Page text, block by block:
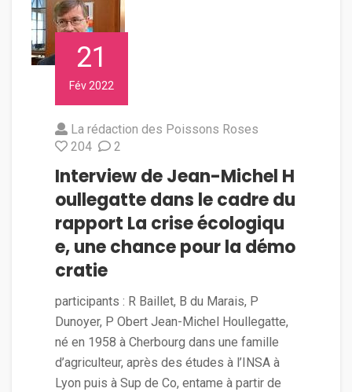
21
Fév 2022
La rédaction des Poissons Roses
204
2
Interview de Jean-Michel H
oullegatte dans le cadre du
rapport La crise écologiqu
e, une chance pour la démo
cratie
participants : R Baillet, B du Marais, P
Dunoyer, P Obert Jean-Michel Houllegatte,
né en 1958 à Cherbourg dans une famille
d’agriculteur, après des études à l’INSA à
Lyon puis à Sup de Co, entame à partir de